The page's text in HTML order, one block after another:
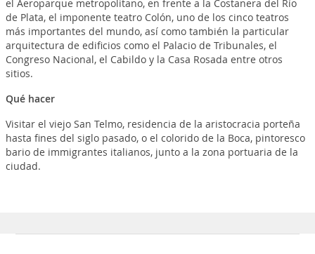
el Aeroparque metropolitano, en frente a la Costanera del Río
de Plata, el imponente teatro Colón, uno de los cinco teatros
más importantes del mundo, así como también la particular
arquitectura de edificios como el Palacio de Tribunales, el
Congreso Nacional, el Cabildo y la Casa Rosada entre otros
sitios.
Qué hacer
Visitar el viejo San Telmo, residencia de la aristocracia porteña
hasta fines del siglo pasado, o el colorido de la Boca, pintoresco
bario de immigrantes italianos, junto a la zona portuaria de la
ciudad.